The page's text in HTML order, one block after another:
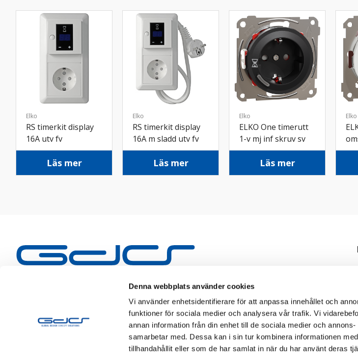
Denna webbplats använder cookies
Vi använder enhetsidentifierare för att anpassa innehållet och
funktioner för sociala medier och analysera vår trafik. Vi
annan information från din enhet till de sociala medier och
samarbetar med. Dessa kan i sin tur kombinera informationen
tillhandahållit eller som de har samlat in när du har använt deras
Elko
RS timerkit display
16A utv fv
Läs mer
Elko
RS timerkit display
16A m sladd utv fv
Läs mer
Elko
ELKO One timerutt
1-v mj inf skruv sv
Läs mer
Elko
rv